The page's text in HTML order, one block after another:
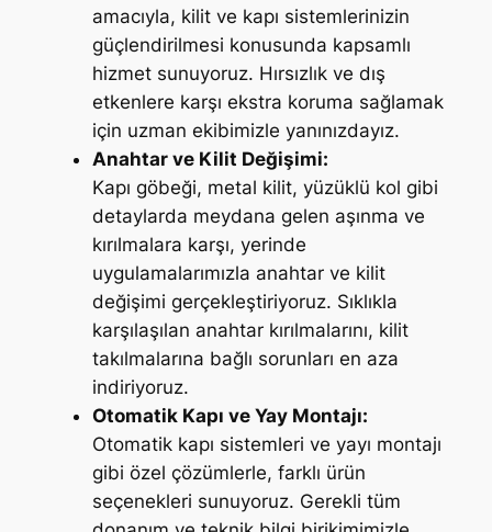
amacıyla, kilit ve kapı sistemlerinizin
güçlendirilmesi konusunda kapsamlı
hizmet sunuyoruz. Hırsızlık ve dış
etkenlere karşı ekstra koruma sağlamak
için uzman ekibimizle yanınızdayız.
Anahtar ve Kilit Değişimi:
Kapı göbeği, metal kilit, yüzüklü kol gibi
detaylarda meydana gelen aşınma ve
kırılmalara karşı, yerinde
uygulamalarımızla anahtar ve kilit
değişimi gerçekleştiriyoruz. Sıklıkla
karşılaşılan anahtar kırılmalarını, kilit
takılmalarına bağlı sorunları en aza
indiriyoruz.
Otomatik Kapı ve Yay Montajı:
Otomatik kapı sistemleri ve yayı montajı
gibi özel çözümlerle, farklı ürün
seçenekleri sunuyoruz. Gerekli tüm